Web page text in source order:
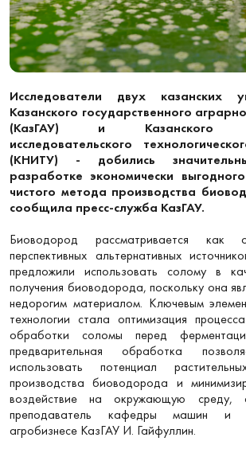
Исследователи двух казанских
Казанского государственного
(КазГАУ) и Казанского
исследовательского
(КНИТУ) - добились
разработке экономически
чистого метода производства
сообщила пресс-служба КазГАУ.
Биоводород рассматривается
перспективных альтернативных
предложили использовать солому в
получения биоводорода, поскольку она
недорогим материалом. Ключевым
технологии стала оптимизация
обработки соломы перед
предварительная обработка
использовать потенциал
производства биоводорода и
воздействие на окружающую среду,
преподаватель кафедры машин и
агробизнесе КазГАУ И. Гайфуллин.